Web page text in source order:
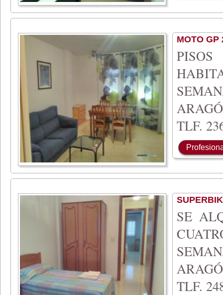
MOTO GP
TLF.
SE
TLF.